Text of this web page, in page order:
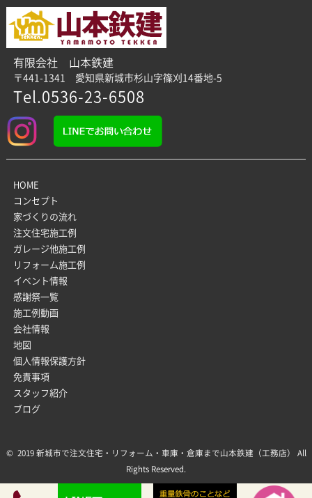
有限会社 山本鉄建
〒441-1341 愛知県新城市杉山字篠刈14番地-5
Tel.0536-23-6508
HOME
コンセプト
家づくりの流れ
注文住宅施工例
ガレージ他施工例
リフォーム施工例
イベント情報
感謝祭一覧
施工例動画
会社情報
地図
個人情報保護方針
免責事項
スタッフ紹介
ブログ
© 2019 新城市で注文住宅・リフォーム・車庫・倉庫まで山本鉄建（工務店） All
Rights Reserved.